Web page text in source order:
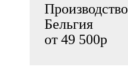
Производство
Бельгия
от 49 500р